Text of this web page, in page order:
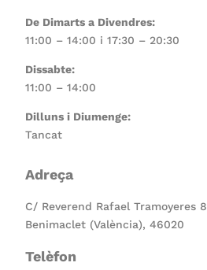
De Dimarts a Divendres:
11:00 – 14:00 i 17:30 – 20:30
Dissabte:
11:00 – 14:00
Dilluns i Diumenge:
Tancat
Adreça
C/ Reverend Rafael Tramoyeres 8
Benimaclet (València), 46020
Telèfon